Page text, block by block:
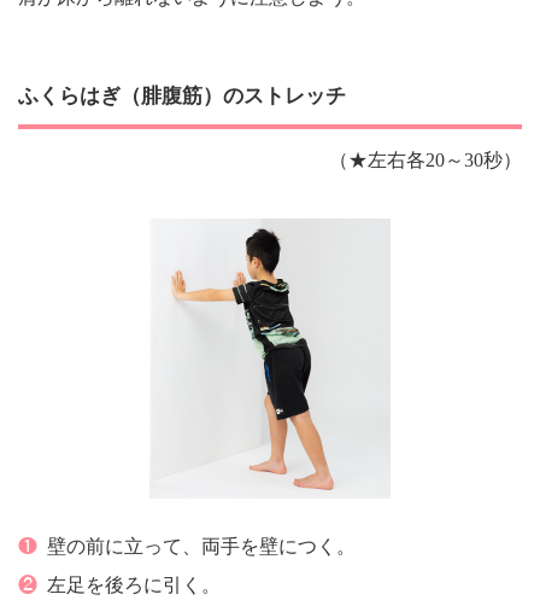
ふくらはぎ（腓腹筋）のストレッチ
（★左右各20～30秒）
❶ 壁の前に立って、両手を壁につく。
❷ 左足を後ろに引く。